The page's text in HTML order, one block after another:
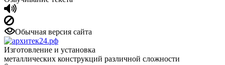
Обычная версия сайта
Изготовление и установка
металлических конструкций различной сложности